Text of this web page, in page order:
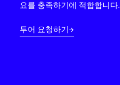
로그인
요를 충족하기에 적합합니다.
투어 요청하기